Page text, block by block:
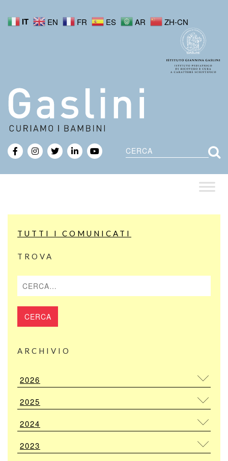
IT EN FR ES AR ZH-CN
Cerca
TUTTI I COMUNICATI
TROVA
ARCHIVIO
2026
2025
2024
2023